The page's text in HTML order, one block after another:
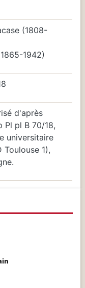
(1808-
1942)
d'après
Pl pl B 70/18,
universitaire
Toulouse 1),